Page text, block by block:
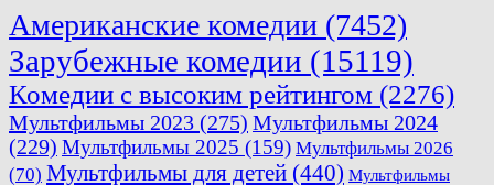
Американские комедии (7452)
Зарубежные комедии (15119)
Комедии с высоким рейтингом (2276)
Мультфильмы 2023 (275) Мультфильмы 2024
(229) Мультфильмы 2025 (159) Мультфильмы 2026
(70) Мультфильмы для детей (440) Мультфильмы